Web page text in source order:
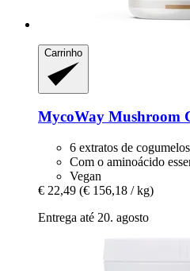
Carrinho
MycoWay Mushroom
6 extratos de
Com o aminoácido
Vegan
€ 22,49 (€ 156,18 / kg)
Entrega até 20. agosto